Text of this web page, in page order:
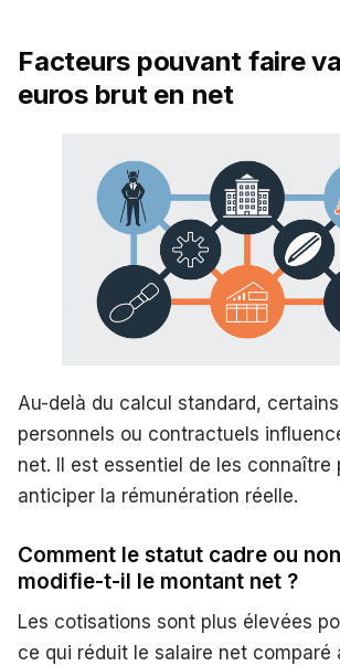
Facteurs pouvant faire
euros brut en net
Au-delà du calcul standard,
personnels ou contractuels
net. Il est essentiel de les connaître
anticiper la rémunération réelle.
Comment le statut cadre ou
modifie-t-il le montant net ?
Les cotisations sont plus élevées
ce qui réduit le salaire net comparé